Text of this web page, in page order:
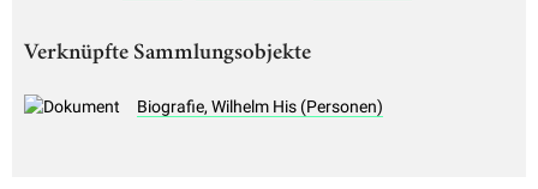
Verknüpfte Sammlungsobjekte
Biografie, Wilhelm His (Personen)